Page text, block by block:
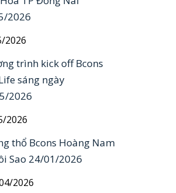
2026
2026
trình kick off Bcons
sáng ngày
2026
2026
thổ Bcons Hoàng Nam
Sao 24/01/2026
2026